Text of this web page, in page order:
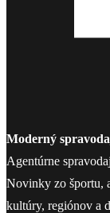
Moderný
Agentúrne
Novinky zo športu,
kultúry, regiónov a